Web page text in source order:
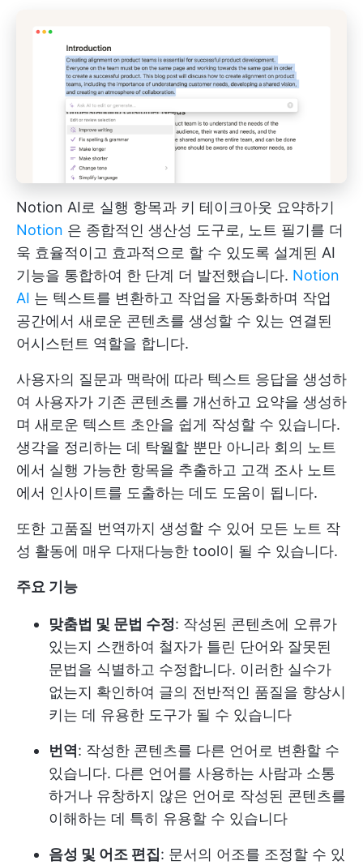
Notion AI로 실행 항목과 키 테이크아웃 요약하기
Notion 은 종합적인 생산성 도구로, 노트 필기를 더
욱 효율적이고 효과적으로 할 수 있도록 설계된 AI
기능을 통합하여 한 단계 더 발전했습니다. Notion
AI 는 텍스트를 변환하고 작업을 자동화하며 작업
공간에서 새로운 콘텐츠를 생성할 수 있는 연결된
어시스턴트 역할을 합니다.
사용자의 질문과 맥락에 따라 텍스트 응답을 생성하
여 사용자가 기존 콘텐츠를 개선하고 요약을 생성하
며 새로운 텍스트 초안을 쉽게 작성할 수 있습니다.
생각을 정리하는 데 탁월할 뿐만 아니라 회의 노트
에서 실행 가능한 항목을 추출하고 고객 조사 노트
에서 인사이트를 도출하는 데도 도움이 됩니다.
또한 고품질 번역까지 생성할 수 있어 모든 노트 작
성 활동에 매우 다재다능한 tool이 될 수 있습니다.
주요 기능
맞춤법 및 문법 수정: 작성된 콘텐츠에 오류가
있는지 스캔하여 철자가 틀린 단어와 잘못된
문법을 식별하고 수정합니다. 이러한 실수가
없는지 확인하여 글의 전반적인 품질을 향상시
키는 데 유용한 도구가 될 수 있습니다
번역 : 작성한 콘텐츠를 다른 언어로 변환할 수
있습니다. 다른 언어를 사용하는 사람과 소통
하거나 유창하지 않은 언어로 작성된 콘텐츠를
이해하는 데 특히 유용할 수 있습니다
음성 및 어조 편집: 문서의 어조를 조정할 수 있